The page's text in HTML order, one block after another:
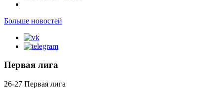
Больше новостей
Первая лига
26-27 Первая лига